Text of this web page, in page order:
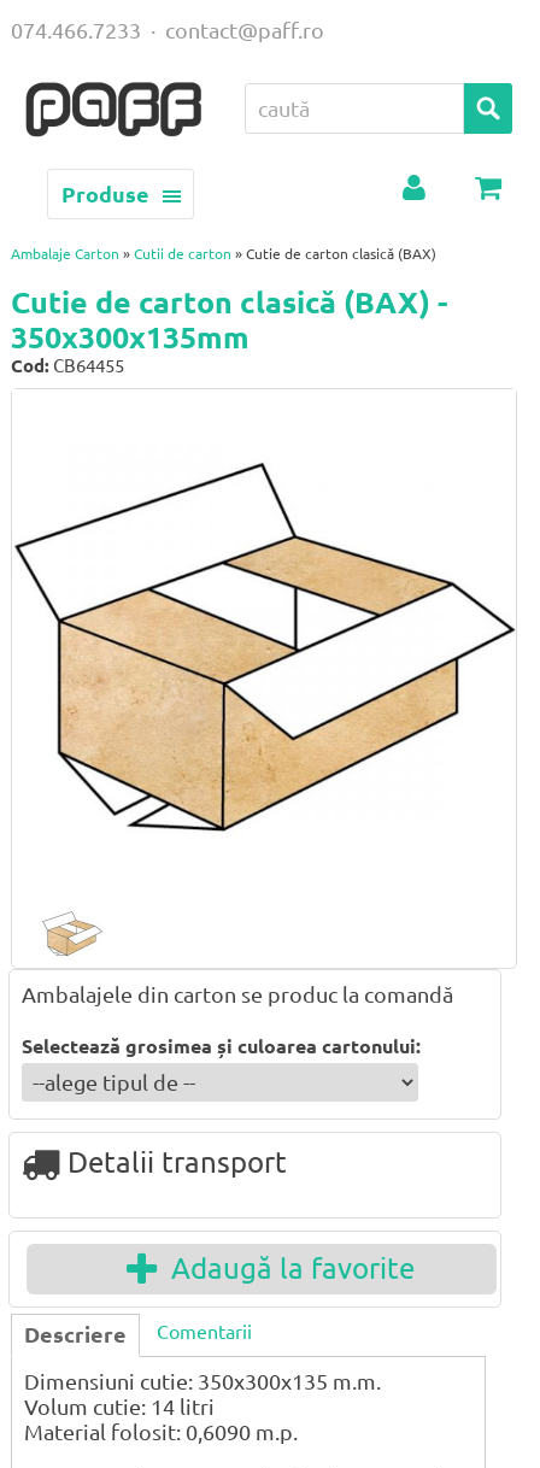
Produse
074.466.7233 · contact@paff.ro
Ambalaje Carton » Cutii de carton » Cutie de carton clasică (BAX)
Cutie de carton clasică (BAX) -
350x300x135mm
Cod: CB64455
Ambalajele din carton se produc la comandă
Selectează grosimea și culoarea cartonului:
Detalii transport
Adaugă la favorite
Descriere Comentarii
Dimensiuni cutie: 350x300x135 m.m.
Volum cutie: 14 litri
Material folosit: 0,6090 m.p.